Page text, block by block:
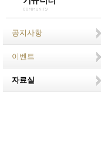
공지사항
이벤트
자료실